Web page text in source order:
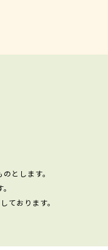
とします。
ております。